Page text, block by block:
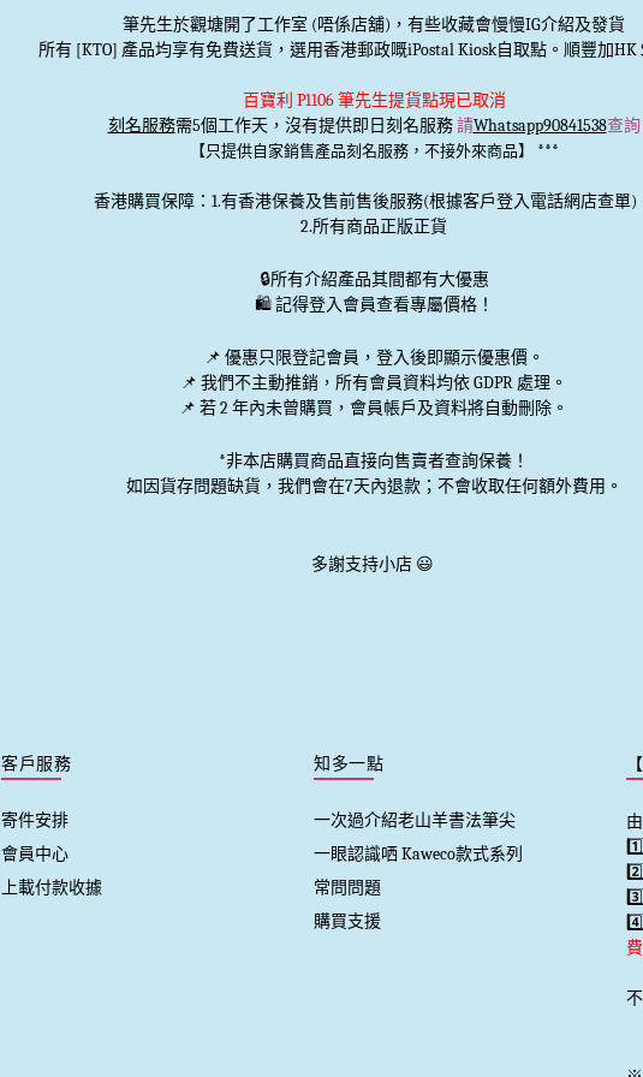
筆先生於觀塘開了工作室 (唔係店舖)，有些收藏會慢慢IG介紹及發貨
所有 [KTO] 產品均享有免費送貨，選用香港郵政嘅iPostal Kiosk自取點。順豐加HK
百寶利 P1106 筆先生提貨點現已取消
刻名服務需5個工作天，沒有提供即日刻名服務請Whatsapp90841538查詢
【只提供自家銷售產品刻名服務，不接外來商品】 ***
香港購買保障：1.有香港保養及售前售後服務(根據客戶登入電話網店查單)
2.所有商品正版正貨
🔒所有介紹產品其間都有大優惠
🛍️ 記得登入會員查看專屬價格！
📌 優惠只限登記會員 ，登入後即顯示優惠價。
📌 我們不主動推銷 ，所有會員資料均依 GDPR 處理。
📌 若 2 年內未曾購買，會員帳戶及資料將自動刪除。
*非本店購買商品直接向售賣者查詢保養！
如因貨存問題缺貨，我們會在7天內退款；不會收取任何額外費用。
多謝支持小店 😃
客戶服務
寄件安排
會員中心
上載付款收據
知多一點
一次過介紹老山羊書法筆尖
一眼認識哂 Kaweco款式系列
常問問題
購買支援